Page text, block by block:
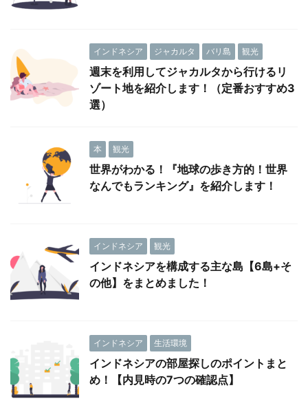
インドネシア ジャカルタ バリ島 観光
週末を利用してジャカルタから行けるリ
ゾート地を紹介します！（定番おすすめ3
選）
本 観光
世界がわかる！『地球の歩き方的！世界
なんでもランキング』を紹介します！
インドネシア 観光
インドネシアを構成する主な島【6島+そ
の他】をまとめました！
インドネシア 生活環境
インドネシアの部屋探しのポイントまと
め！【内見時の7つの確認点】